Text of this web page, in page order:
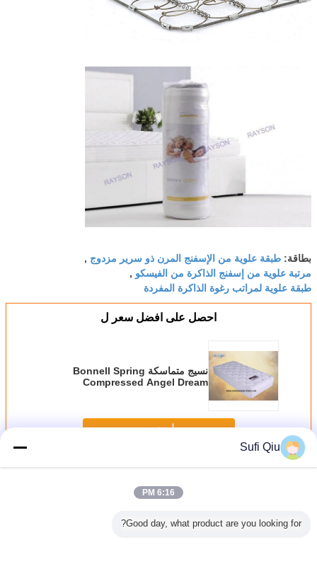
بطاقة: طبقة علوية من الإسفنج المرن ذو سرير مزدوج ,
مرتبة علوية من إسفنج الذاكرة من الفيسكو ,
طبقة علوية لمراتب رغوة الذاكرة المفردة
احصل على افضل سعر ل
نسيج متماسكة Bonnell Spring
Compressed Angel Dream
استمر
أكثرمرتبة سرير الفندق
Sufi Qiu
6:16 PM
Good day, what product are you looking for?